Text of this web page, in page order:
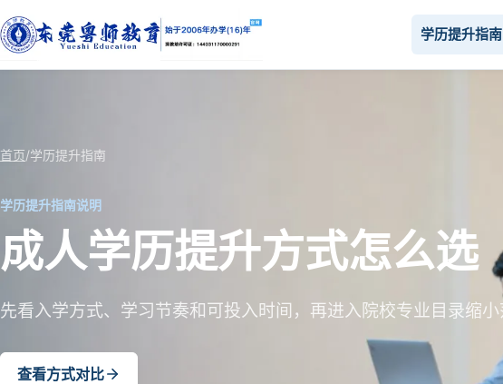
学历提升指南
首页/学历提升指南
学历提升指南说明
成人学历提升方式怎么选
先看入学方式、学习节奏和可投入时间，再进入院校专业目录缩小
查看方式对比